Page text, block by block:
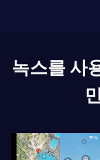
녹스를 사